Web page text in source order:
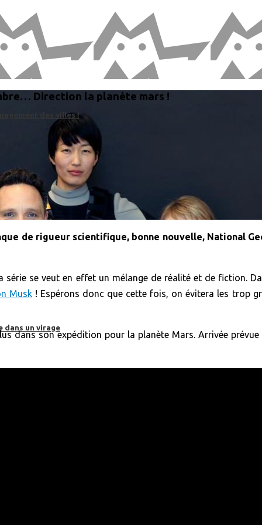
des villes !
dans un virage
Direction la planète mars !
de rigueur scientifique, bonne nouvelle, National
se veut en effet un mélange de réalité et de fiction.
Musk! Espérons donc que cette fois, on évitera les trop
dans son expédition pour la planète Mars. Arrivée